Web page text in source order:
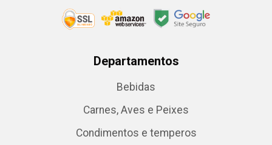
Departamentos
Bebidas
Carnes, Aves e Peixes
Condimentos e temperos